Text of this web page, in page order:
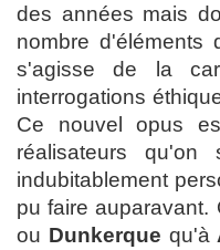
des années mais
nombre d'éléments
s'agisse de la
interrogations
Ce nouvel opus
réalisateurs
indubitablement
pu faire auparavant.
ou Dunkerque qu'à